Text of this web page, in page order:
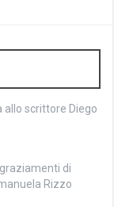
allo scrittore Diego
di
Rizzo